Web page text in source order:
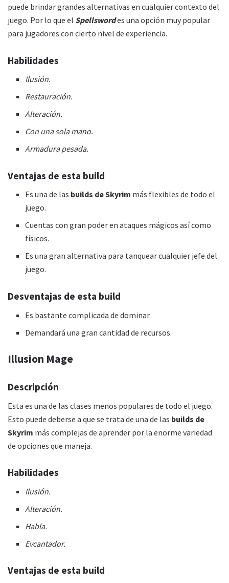
puede brindar grandes alternativas en cualquier contexto del
juego. Por lo que el Spellswordes una opción muy popular
para jugadores con cierto nivel de experiencia.
Habilidades
Ilusión.
Restauración.
Alteración.
Con una sola mano.
Armadura pesada.
Ventajas de esta build
Es una de las builds de Skyrim más flexibles de todo el
juego.
Cuentas con gran poder en ataques mágicos así como
físicos.
Es una gran alternativa para tanquear cualquier jefe del
juego.
Desventajas de esta build
Es bastante complicada de dominar.
Demandará una gran cantidad de recursos.
Illusion Mage
Descripción
Esta es una de las clases menos populares de todo el juego.
Esto puede deberse a que se trata de una de las builds de
Skyrim más complejas de aprender por la enorme variedad
de opciones que maneja.
Habilidades
Ilusión.
Alteración.
Habla.
Evcantador.
Ventajas de esta build